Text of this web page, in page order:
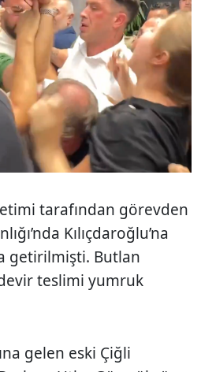
tarafından görevden
Kılıçdaroğlu’na
getirilmişti. Butlan
teslimi yumruk
gelen eski Çiğli